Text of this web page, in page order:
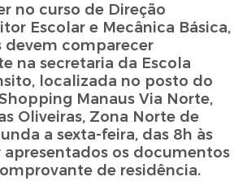
no curso de Direção
Escolar e Mecânica Básica,
devem comparecer
na secretaria da Escola
localizada no posto do
Manaus Via Norte,
Oliveiras, Zona Norte de
a sexta-feira, das 8h às
apresentados os documentos
de residência.